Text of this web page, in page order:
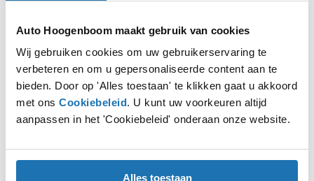
Auto Hoogenboom maakt gebruik van cookies
Wij gebruiken cookies om uw gebruikerservaring te
verbeteren en om u gepersonaliseerde content aan te
bieden. Door op 'Alles toestaan' te klikken gaat u akkoord
met ons Cookiebeleid. U kunt uw voorkeuren altijd
aanpassen in het 'Cookiebeleid' onderaan onze website.
Alles toestaan
Application error: aclient-side exception has occurred while
loadingwww.autohoogenboom.nl (see the browser console
more information).